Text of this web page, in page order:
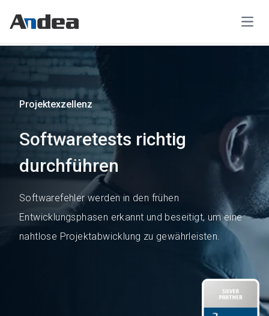
Projektexzellenz
Softwaretests richtig
durchführen
Softwarefehler werden in den frühen
Entwicklungsphasen erkannt und beseitigt, um eine
nahtlose Projektabwicklung zu gewährleisten.